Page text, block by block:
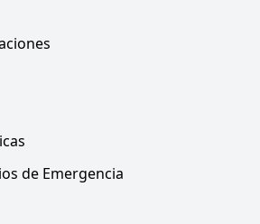
de Emergencia